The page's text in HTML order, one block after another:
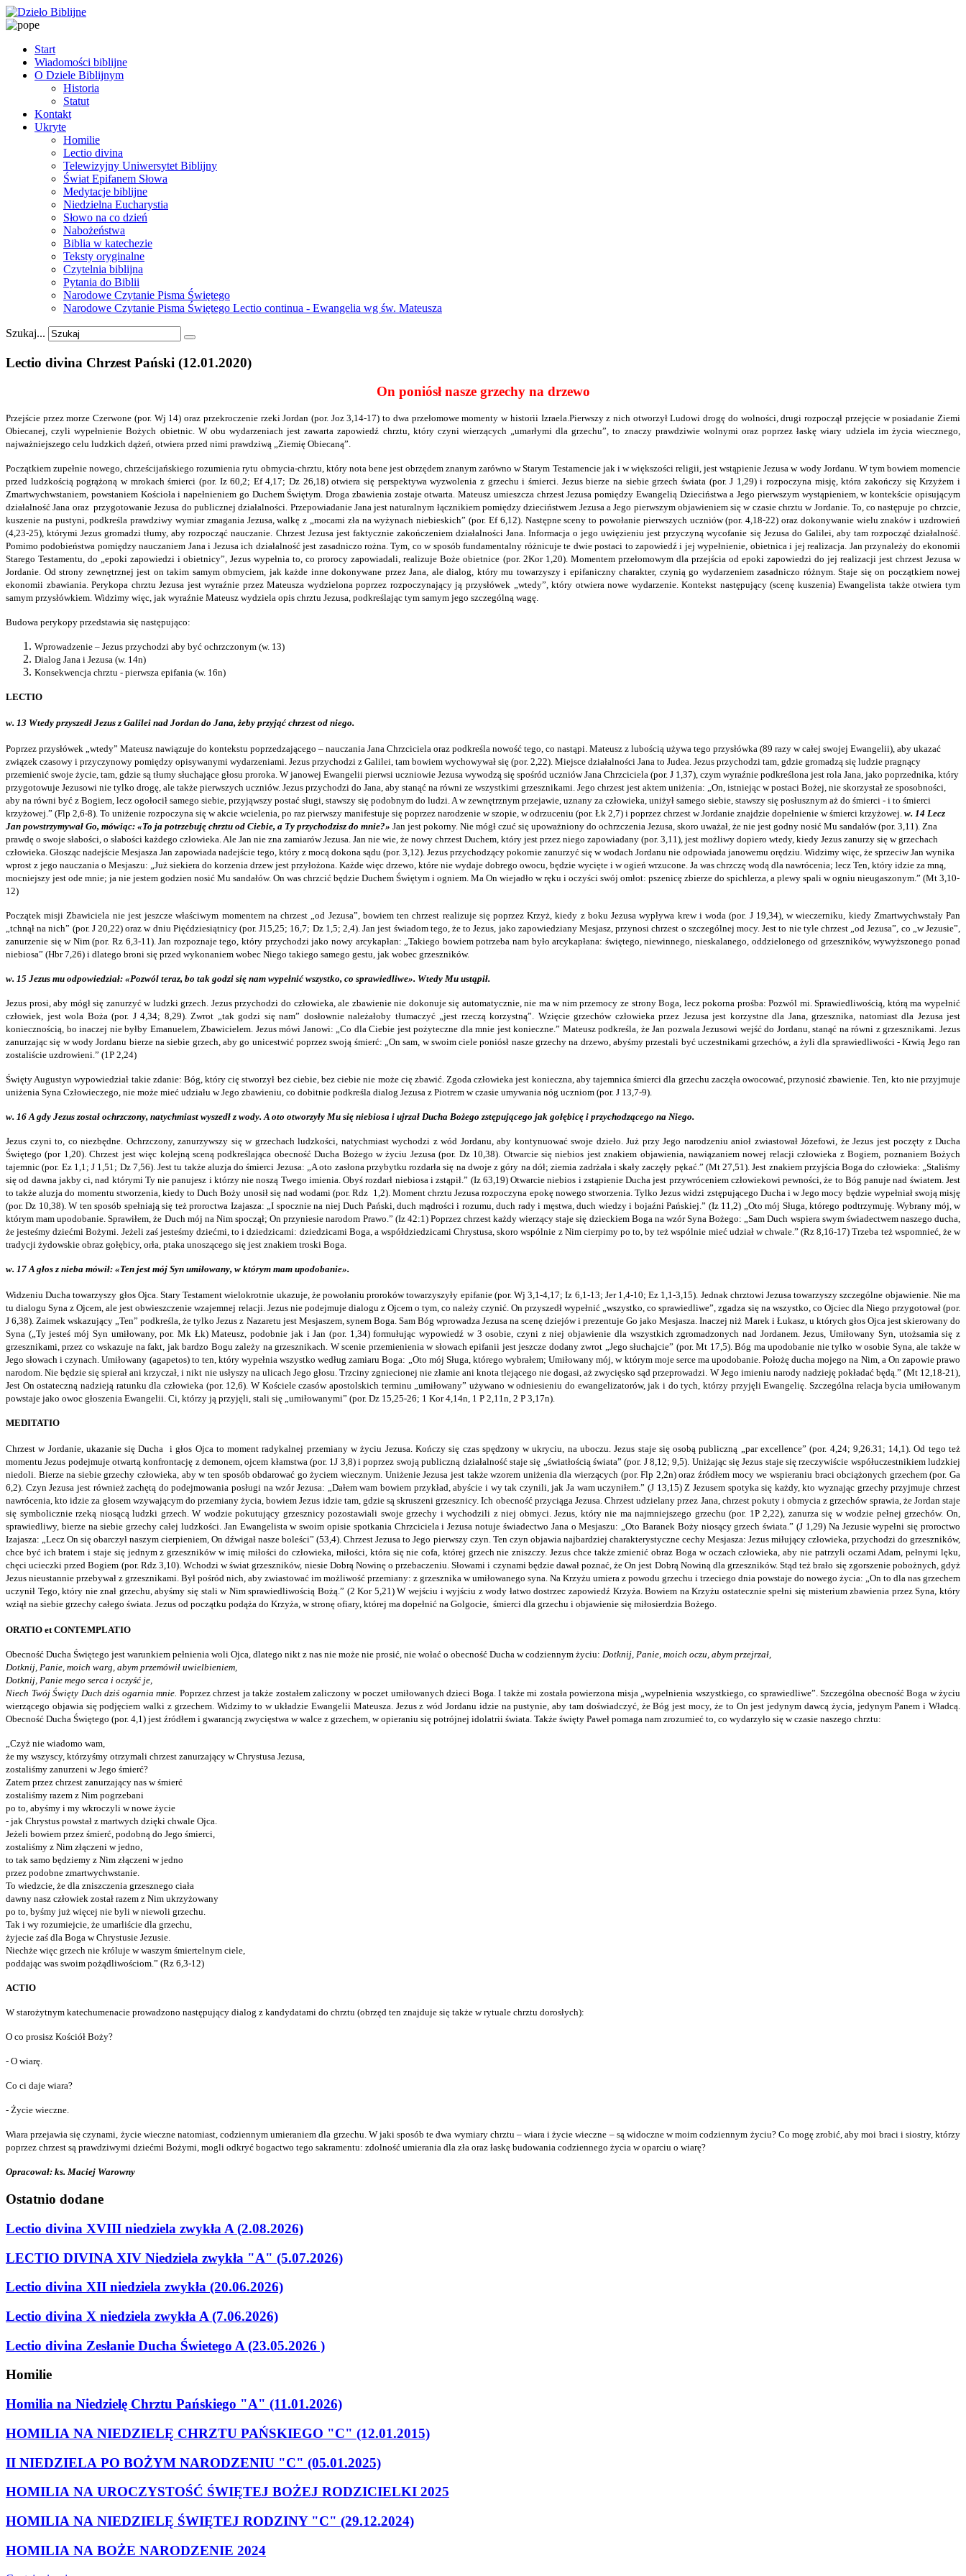
Start
Wiadomości biblijne
O Dziele Biblijnym
Historia
Statut
Kontakt
Ukryte
Homilie
Lectio divina
Telewizyjny Uniwersytet Biblijny
Świat Epifanem Słowa
Medytacje biblijne
Niedzielna Eucharystia
Słowo na co dzień
Nabożeństwa
Biblia w katechezie
Teksty oryginalne
Czytelnia biblijna
Pytania do Biblii
Narodowe Czytanie Pisma Świętego
Narodowe Czytanie Pisma Świętego Lectio continua - Ewangelia wg św. Mateusza
Szukaj...
Lectio divina Chrzest Pański (12.01.2020)
On poniósł nasze grzechy na drzewo
Przejście przez morze Czerwone (por. Wj 14) oraz przekroczenie rzeki Jordan (por. Joz 3,14-17) to dwa przełomowe momenty w historii Izraela.Pierwszy z nich otworzył Ludowi drogę do wolności, drugi rozpoczął przejęcie w posiadanie Ziemi
Obiecanej, czyli wypełnienie Bożych obietnic. W obu wydarzeniach jest zawarta zapowiedź chrztu, który czyni wierzących „umarłymi dla grzechu”, to znaczy prawdziwie wolnymi oraz poprzez łaskę wiary udziela im życia wiecznego,
najważniejszego celu ludzkich dążeń, otwiera przed nimi prawdziwą „Ziemię Obiecaną”.
Początkiem zupełnie nowego, chrześcijańskiego rozumienia rytu obmycia-chrztu, który nota bene jest obrzędem znanym zarówno w Starym Testamencie jak i w większości religii, jest wstąpienie Jezusa w wody Jordanu. W tym bowiem momencie
przed ludzkością pogrążoną w mrokach śmierci (por. Iz 60,2; Ef 4,17; Dz 26,18) otwiera się perspektywa wyzwolenia z grzechu i śmierci. Jezus bierze na siebie grzech świata (por. J 1,29) i rozpoczyna misję, która zakończy się Krzyżem i
Zmartwychwstaniem, powstaniem Kościoła i napełnieniem go Duchem Świętym. Droga zbawienia zostaje otwarta. Mateusz umieszcza chrzest Jezusa pomiędzy Ewangelią Dzieciństwa a Jego pierwszym wystąpieniem, w kontekście opisującym
działalność Jana oraz przygotowanie Jezusa do publicznej działalności. Przepowiadanie Jana jest naturalnym łącznikiem pomiędzy dzieciństwem Jezusa a Jego pierwszym objawieniem się w czasie chrztu w Jordanie. To, co następuje po chrzcie,
kuszenie na pustyni, podkreśla prawdziwy wymiar zmagania Jezusa, walkę z „mocami zła na wyżynach niebieskich” (por. Ef 6,12). Następne sceny to powołanie pierwszych uczniów (por. 4,18-22) oraz dokonywanie wielu znaków i uzdrowień
(4,23-25), którymi Jezus gromadzi tłumy, aby rozpocząć nauczanie. Chrzest Jezusa jest faktycznie zakończeniem działalności Jana. Informacja o jego uwięzieniu jest przyczyną wycofanie się Jezusa do Galilei, aby tam rozpocząć działalność.
Pomimo podobieństwa pomiędzy nauczaniem Jana i Jezusa ich działalność jest zasadniczo rożna. Tym, co w sposób fundamentalny różnicuje te dwie postaci to zapowiedź i jej wypełnienie, obietnica i jej realizacja. Jan przynależy do ekonomii
Starego Testamentu, do „epoki zapowiedzi i obietnicy”, Jezus wypełnia to, co prorocy zapowiadali, realizuje Boże obietnice (por. 2Kor 1,20). Momentem przełomowym dla przejścia od epoki zapowiedzi do jej realizacji jest chrzest Jezusa w
Jordanie. Od strony zewnętrznej jest on takim samym obmyciem, jak każde inne dokonywane przez Jana, ale dialog, który mu towarzyszy i epifaniczny charakter, czynią go wydarzeniem zasadniczo różnym. Staje się on początkiem nowej
ekonomii zbawiania. Perykopa chrztu Jezusa jest wyraźnie przez Mateusza wydzielona poprzez rozpoczynający ją przysłówek „wtedy”, który otwiera nowe wydarzenie. Kontekst następujący (scenę kuszenia) Ewangelista także otwiera tym
samym przysłówkiem. Widzimy więc, jak wyraźnie Mateusz wydziela opis chrztu Jezusa, podkreślając tym samym jego szczególną wagę.
Budowa perykopy przedstawia się następująco:
Wprowadzenie – Jezus przychodzi aby być ochrzczonym (w. 13)
Dialog Jana i Jezusa (w. 14n)
Konsekwencja chrztu - pierwsza epifania (w. 16n)
LECTIO
w. 13 Wtedy przyszedł Jezus z Galilei nad Jordan do Jana, żeby przyjąć chrzest od niego.
Poprzez przysłówek „wtedy” Mateusz nawiązuje do kontekstu poprzedzającego – nauczania Jana Chrzciciela oraz podkreśla nowość tego, co nastąpi. Mateusz z lubością używa tego przysłówka (89 razy w całej swojej Ewangelii), aby ukazać
związek czasowy i przyczynowy pomiędzy opisywanymi wydarzeniami. Jezus przychodzi z Galilei, tam bowiem wychowywał się (por. 2,22). Miejsce działalności Jana to Judea. Jezus przychodzi tam, gdzie gromadzą się ludzie pragnący
przemienić swoje życie, tam, gdzie są tłumy słuchające głosu proroka. W janowej Ewangelii pierwsi uczniowie Jezusa wywodzą się spośród uczniów Jana Chrzciciela (por. J 1,37), czym wyraźnie podkreślona jest rola Jana, jako poprzednika, który
przygotowuje Jezusowi nie tylko drogę, ale także pierwszych uczniów. Jezus przychodzi do Jana, aby stanąć na równi ze wszystkimi grzesznikami. Jego chrzest jest aktem uniżenia: „On, istniejąc w postaci Bożej, nie skorzystał ze sposobności,
aby na równi być z Bogiem, lecz ogołocił samego siebie, przyjąwszy postać sługi, stawszy się podobnym do ludzi. A w zewnętrznym przejawie, uznany za człowieka, uniżył samego siebie, stawszy się posłusznym aż do śmierci - i to śmierci
krzyżowej.” (Flp 2,6-8). To uniżenie rozpoczyna się w akcie wcielenia, po raz pierwszy manifestuje się poprzez narodzenie w szopie, w odrzuceniu (por. Łk 2,7) i poprzez chrzest w Jordanie znajdzie dopełnienie w śmierci krzyżowej. w. 14 Lecz
Jan powstrzymywał Go, mówiąc: «To ja potrzebuję chrztu od Ciebie, a Ty przychodzisz do mnie?» Jan jest pokorny. Nie mógł czuć się upoważniony do ochrzczenia Jezusa, skoro uważał, że nie jest godny nosić Mu sandałów (por. 3,11). Zna
prawdę o swoje słabości, o słabości każdego człowieka. Ale Jan nie zna zamiarów Jezusa. Jan nie wie, że nowy chrzest Duchem, który jest przez niego zapowiadany (por. 3,11), jest możliwy dopiero wtedy, kiedy Jezus zanurzy się w grzechach
człowieka. Głosząc nadejście Mesjasza Jan zapowiada nadejście tego, który z mocą dokona sądu (por. 3,12). Jezus przychodzący pokornie zanurzyć się w wodach Jordanu nie odpowiada janowemu orędziu. Widzimy więc, że sprzeciw Jan wynika
wprost z jego nauczania o Mesjaszu: „Już siekiera do korzenia drzew jest przyłożona. Każde więc drzewo, które nie wydaje dobrego owocu, będzie wycięte i w ogień wrzucone. Ja was chrzczę wodą dla nawrócenia; lecz Ten, który idzie za mną,
mocniejszy jest ode mnie; ja nie jestem godzien nosić Mu sandałów. On was chrzcić będzie Duchem Świętym i ogniem. Ma On wiejadło w ręku i oczyści swój omłot: pszenicę zbierze do spichlerza, a plewy spali w ogniu nieugaszonym.” (Mt 3,10-
12)
Początek misji Zbawiciela nie jest jeszcze właściwym momentem na chrzest „od Jezusa”, bowiem ten chrzest realizuje się poprzez Krzyż, kiedy z boku Jezusa wypływa krew i woda (por. J 19,34), w wieczerniku, kiedy Zmartwychwstały Pan
„tchnął na nich” (por. J 20,22) oraz w dniu Pięćdziesiątnicy (por. J15,25; 16,7; Dz 1,5; 2,4). Jan jest świadom tego, że to Jezus, jako zapowiedziany Mesjasz, przynosi chrzest o szczególnej mocy. Jest to nie tyle chrzest „od Jezusa”, co „w Jezusie”,
zanurzenie się w Nim (por. Rz 6,3-11). Jan rozpoznaje tego, który przychodzi jako nowy arcykapłan: „Takiego bowiem potrzeba nam było arcykapłana: świętego, niewinnego, nieskalanego, oddzielonego od grzeszników, wywyższonego ponad
niebiosa” (Hbr 7,26) i dlatego broni się przed wykonaniem wobec Niego takiego samego gestu, jak wobec grzeszników.
w. 15 Jezus mu odpowiedział: «Pozwól teraz, bo tak godzi się nam wypełnić wszystko, co sprawiedliwe». Wtedy Mu ustąpił.
Jezus prosi, aby mógł się zanurzyć w ludzki grzech. Jezus przychodzi do człowieka, ale zbawienie nie dokonuje się automatycznie, nie ma w nim przemocy ze strony Boga, lecz pokorna prośba: Pozwól mi. Sprawiedliwością, którą ma wypełnić
człowiek, jest wola Boża (por. J 4,34; 8,29). Zwrot „tak godzi się nam” dosłownie należałoby tłumaczyć „jest rzeczą korzystną”. Wzięcie grzechów człowieka przez Jezusa jest korzystne dla Jana, grzesznika, natomiast dla Jezusa jest
koniecznością, bo inaczej nie byłby Emanuelem, Zbawicielem. Jezus mówi Janowi: „Co dla Ciebie jest pożyteczne dla mnie jest konieczne.” Mateusz podkreśla, że Jan pozwala Jezusowi wejść do Jordanu, stanąć na równi z grzesznikami. Jezus
zanurzając się w wody Jordanu bierze na siebie grzech, aby go unicestwić poprzez swoją śmierć: „On sam, w swoim ciele poniósł nasze grzechy na drzewo, abyśmy przestali być uczestnikami grzechów, a żyli dla sprawiedliwości - Krwią Jego ran
zostaliście uzdrowieni.” (1P 2,24)
Święty Augustyn wypowiedział takie zdanie: Bóg, który cię stworzył bez ciebie, bez ciebie nie może cię zbawić. Zgoda człowieka jest konieczna, aby tajemnica śmierci dla grzechu zaczęła owocować, przynosić zbawienie. Ten, kto nie przyjmuje
uniżenia Syna Człowieczego, nie może mieć udziału w Jego zbawieniu, co dobitnie podkreśla dialog Jezusa z Piotrem w czasie umywania nóg uczniom (por. J 13,7-9).
w. 16 A gdy Jezus został ochrzczony, natychmiast wyszedł z wody. A oto otworzyły Mu się niebiosa i ujrzał Ducha Bożego zstępującego jak gołębicę i przychodzącego na Niego.
Jezus czyni to, co niezbędne. Ochrzczony, zanurzywszy się w grzechach ludzkości, natychmiast wychodzi z wód Jordanu, aby kontynuować swoje dzieło. Już przy Jego narodzeniu anioł zwiastował Józefowi, że Jezus jest poczęty z Ducha
Świętego (por 1,20). Chrzest jest więc kolejną sceną podkreślająca obecność Ducha Bożego w życiu Jezusa (por. Dz 10,38). Otwarcie się niebios jest znakiem objawienia, nawiązaniem nowej relacji człowieka z Bogiem, poznaniem Bożych
tajemnic (por. Ez 1,1; J 1,51; Dz 7,56). Jest tu także aluzja do śmierci Jezusa: „A oto zasłona przybytku rozdarła się na dwoje z góry na dół; ziemia zadrżała i skały zaczęły pękać.” (Mt 27,51). Jest znakiem przyjścia Boga do człowieka: „Staliśmy
się od dawna jakby ci, nad którymi Ty nie panujesz i którzy nie noszą Twego imienia. Obyś rozdarł niebiosa i zstąpił.” (Iz 63,19) Otwarcie niebios i zstąpienie Ducha jest przywróceniem człowiekowi pewności, że to Bóg panuje nad światem. Jest
to także aluzja do momentu stworzenia, kiedy to Duch Boży unosił się nad wodami (por. Rdz 1,2). Moment chrztu Jezusa rozpoczyna epokę nowego stworzenia. Tylko Jezus widzi zstępującego Ducha i w Jego mocy będzie wypełniał swoją misję
(por. Dz 10,38). W ten sposób spełniają się też proroctwa Izajasza: „I spocznie na niej Duch Pański, duch mądrości i rozumu, duch rady i męstwa, duch wiedzy i bojaźni Pańskiej.” (Iz 11,2) „Oto mój Sługa, którego podtrzymuję. Wybrany mój, w
którym mam upodobanie. Sprawiłem, że Duch mój na Nim spoczął; On przyniesie narodom Prawo.” (Iz 42:1) Poprzez chrzest każdy wierzący staje się dzieckiem Boga na wzór Syna Bożego: „Sam Duch wspiera swym świadectwem naszego ducha,
że jesteśmy dziećmi Bożymi. Jeżeli zaś jesteśmy dziećmi, to i dziedzicami: dziedzicami Boga, a współdziedzicami Chrystusa, skoro wspólnie z Nim cierpimy po to, by też wspólnie mieć udział w chwale.” (Rz 8,16-17) Trzeba też wspomnieć, że w
tradycji żydowskie obraz gołębicy, orła, ptaka unoszącego się jest znakiem troski Boga.
w. 17 A głos z nieba mówił: «Ten jest mój Syn umiłowany, w którym mam upodobanie».
Widzeniu Ducha towarzyszy głos Ojca. Stary Testament wielokrotnie ukazuje, że powołaniu proroków towarzyszyły epifanie (por. Wj 3,1-4,17; Iz 6,1-13; Jer 1,4-10; Ez 1,1-3,15). Jednak chrztowi Jezusa towarzyszy szczególne objawienie. Nie ma
tu dialogu Syna z Ojcem, ale jest obwieszczenie wzajemnej relacji. Jezus nie podejmuje dialogu z Ojcem o tym, co należy czynić. On przyszedł wypełnić „wszystko, co sprawiedliwe”, zgadza się na wszystko, co Ojciec dla Niego przygotował (por.
J 6,38). Zaimek wskazujący „Ten” podkreśla, że tylko Jezus z Nazaretu jest Mesjaszem, synem Boga. Sam Bóg wprowadza Jezusa na scenę dziejów i prezentuje Go jako Mesjasza. Inaczej niż Marek i Łukasz, u których głos Ojca jest skierowany do
Syna („Ty jesteś mój Syn umiłowany, por. Mk Łk) Mateusz, podobnie jak i Jan (por. 1,34) formułując wypowiedź w 3 osobie, czyni z niej objawienie dla wszystkich zgromadzonych nad Jordanem. Jezus, Umiłowany Syn, utożsamia się z
grzesznikami, przez co wskazuje na fakt, jak bardzo Bogu zależy na grzesznikach. W scenie przemienienia w słowach epifanii jest jeszcze dodany zwrot „Jego słuchajcie” (por. Mt 17,5). Bóg ma upodobanie nie tylko w osobie Syna, ale także w
Jego słowach i czynach. Umiłowany (agapetos) to ten, który wypełnia wszystko według zamiaru Boga: „Oto mój Sługa, którego wybrałem; Umiłowany mój, w którym moje serce ma upodobanie. Położę ducha mojego na Nim, a On zapowie prawo
narodom. Nie będzie się spierał ani krzyczał, i nikt nie usłyszy na ulicach Jego głosu. Trzciny zgniecionej nie złamie ani knota tlejącego nie dogasi, aż zwycięsko sąd przeprowadzi. W Jego imieniu narody nadzieję pokładać będą.” (Mt 12,18-21),
Jest On ostateczną nadzieją ratunku dla człowieka (por. 12,6). W Kościele czasów apostolskich terminu „umiłowany” używano w odniesieniu do ewangelizatorów, jak i do tych, którzy przyjęli Ewangelię. Szczególna relacja bycia umiłowanym
powstaje jako owoc głoszenia Ewangelii. Ci, którzy ją przyjęli, stali się „umiłowanymi” (por. Dz 15,25-26; 1 Kor 4,14n, 1 P 2,11n, 2 P 3,17n).
MEDITATIO
Chrzest w Jordanie, ukazanie się Ducha i głos Ojca to moment radykalnej przemiany w życiu Jezusa. Kończy się czas spędzony w ukryciu, na uboczu. Jezus staje się osobą publiczną „par excellence” (por. 4,24; 9,26.31; 14,1). Od tego też
momentu Jezus podejmuje otwartą konfrontację z demonem, ojcem kłamstwa (por. 1J 3,8) i poprzez swoją publiczną działalność staje się „światłością świata” (por. J 8,12; 9,5). Uniżając się Jezus staje się rzeczywiście współuczestnikiem ludzkiej
niedoli. Bierze na siebie grzechy człowieka, aby w ten sposób obdarować go życiem wiecznym. Uniżenie Jezusa jest także wzorem uniżenia dla wierzących (por. Flp 2,2n) oraz źródłem mocy we wspieraniu braci obciążonych grzechem (por. Ga
6,2). Czyn Jezusa jest również zachętą do podejmowania posługi na wzór Jezusa: „Dałem wam bowiem przykład, abyście i wy tak czynili, jak Ja wam uczyniłem.” (J 13,15) Z Jezusem spotyka się każdy, kto wyznając grzechy przyjmuje chrzest
nawrócenia, kto idzie za głosem wzywającym do przemiany życia, bowiem Jezus idzie tam, gdzie są skruszeni grzesznicy. Ich obecność przyciąga Jezusa. Chrzest udzielany przez Jana, chrzest pokuty i obmycia z grzechów sprawia, że Jordan staje
się symbolicznie rzeką niosącą ludzki grzech. W wodzie pokutujący grzesznicy pozostawiali swoje grzechy i wychodzili z niej obmyci. Jezus, który nie ma najmniejszego grzechu (por. 1P 2,22), zanurza się w wodzie pełnej grzechów. On,
sprawiedliwy, bierze na siebie grzechy całej ludzkości. Jan Ewangelista w swoim opisie spotkania Chrzciciela i Jezusa notuje świadectwo Jana o Mesjaszu: „Oto Baranek Boży niosący grzech świata.” (J 1,29) Na Jezusie wypełni się proroctwo
Izajasza: „Lecz On się obarczył naszym cierpieniem, On dźwigał nasze boleści” (53,4). Chrzest Jezusa to Jego pierwszy czyn. Ten czyn objawia najbardziej charakterystyczne cechy Mesjasza: Jezus miłujący człowieka, przychodzi do grzeszników,
chce być ich bratem i staje się jednym z grzeszników w imię miłości do człowieka, miłości, która się nie cofa, której grzech nie zniszczy. Jezus chce także zmienić obraz Boga w oczach człowieka, aby nie patrzyli oczami Adam, pełnymi lęku,
chęci ucieczki przed Bogiem (por. Rdz 3,10). Wchodzi w świat grzeszników, niesie Dobrą Nowinę o przebaczeniu. Słowami i czynami będzie dawał poznać, że On jest Dobrą Nowiną dla grzeszników. Stąd też brało się zgorszenie pobożnych, gdyż
Jezus nieustannie przebywał z grzesznikami. Był pośród nich, aby zwiastować im możliwość przemiany: z grzesznika w umiłowanego syna. Na Krzyżu umiera z powodu grzechu i trzeciego dnia powstaje do nowego życia: „On to dla nas grzechem
uczynił Tego, który nie znał grzechu, abyśmy się stali w Nim sprawiedliwością Bożą.” (2 Kor 5,21) W wejściu i wyjściu z wody łatwo dostrzec zapowiedź Krzyża. Bowiem na Krzyżu ostatecznie spełni się misterium zbawienia przez Syna, który
wziął na siebie grzechy całego świata. Jezus od początku podąża do Krzyża, w stronę ofiary, której ma dopełnić na Golgocie, śmierci dla grzechu i objawienie się miłosierdzia Bożego.
ORATIO et CONTEMPLATIO
Obecność Ducha Świętego jest warunkiem pełnienia woli Ojca, dlatego nikt z nas nie może nie prosić, nie wołać o obecność Ducha w codziennym życiu: Dotknij, Panie, moich oczu, abym przejrzał,
Dotknij, Panie, moich warg, abym przemówił uwielbieniem,
Dotknij, Panie mego serca i oczyść je,
Niech Twój Święty Duch dziś ogarnia mnie. Poprzez chrzest ja także zostałem zaliczony w poczet umiłowanych dzieci Boga. I także mi została powierzona misja „wypełnienia wszystkiego, co sprawiedliwe”. Szczególna obecność Boga w życiu
wierzącego objawia się podjęciem walki z grzechem. Widzimy to w układzie Ewangelii Mateusza. Jezus z wód Jordanu idzie na pustynie, aby tam doświadczyć, że Bóg jest mocy, że to On jest jedynym dawcą życia, jedynym Panem i Władcą.
Obecność Ducha Świętego (por. 4,1) jest źródłem i gwarancją zwycięstwa w walce z grzechem, w opieraniu się potrójnej idolatrii świata. Także święty Paweł pomaga nam zrozumieć to, co wydarzyło się w czasie naszego chrztu:
„Czyż nie wiadomo wam,
że my wszyscy, którzyśmy otrzymali chrzest zanurzający w Chrystusa Jezusa,
zostaliśmy zanurzeni w Jego śmierć?
Zatem przez chrzest zanurzający nas w śmierć
zostaliśmy razem z Nim pogrzebani
po to, abyśmy i my wkroczyli w nowe życie
- jak Chrystus powstał z martwych dzięki chwale Ojca.
Jeżeli bowiem przez śmierć, podobną do Jego śmierci,
zostaliśmy z Nim złączeni w jedno,
to tak samo będziemy z Nim złączeni w jedno
przez podobne zmartwychwstanie.
To wiedzcie, że dla zniszczenia grzesznego ciała
dawny nasz człowiek został razem z Nim ukrzyżowany
po to, byśmy już więcej nie byli w niewoli grzechu.
Tak i wy rozumiejcie, że umarliście dla grzechu,
żyjecie zaś dla Boga w Chrystusie Jezusie.
Niechże więc grzech nie króluje w waszym śmiertelnym ciele,
poddając was swoim pożądliwościom.” (Rz 6,3-12)
ACTIO
W starożytnym katechumenacie prowadzono następujący dialog z kandydatami do chrztu (obrzęd ten znajduje się także w rytuale chrztu dorosłych):
O co prosisz Kościół Boży?
- O wiarę.
Co ci daje wiara?
- Życie wieczne.
Wiara przejawia się czynami, życie wieczne natomiast, codziennym umieraniem dla grzechu. W jaki sposób te dwa wymiary chrztu – wiara i życie wieczne – są widoczne w moim codziennym życiu? Co mogę zrobić, aby moi braci i siostry, którzy
poprzez chrzest są prawdziwymi dziećmi Bożymi, mogli odkryć bogactwo tego sakramentu: zdolność umierania dla zła oraz łaskę budowania codziennego życia w oparciu o wiarę?
Opracował: ks. Maciej Warowny
Ostatnio dodane
Lectio divina XVIII niedziela zwykła A (2.08.2026)
LECTIO DIVINA XIV Niedziela zwykła "A" (5.07.2026)
Lectio divina XII niedziela zwykła (20.06.2026)
Lectio divina X niedziela zwykła A (7.06.2026)
Lectio divina Zesłanie Ducha Świetego A (23.05.2026 )
Homilie
Homilia na Niedzielę Chrztu Pańskiego "A" (11.01.2026)
HOMILIA NA NIEDZIELĘ CHRZTU PAŃSKIEGO "C" (12.01.2015)
II NIEDZIELA PO BOŻYM NARODZENIU "C" (05.01.2025)
HOMILIA NA UROCZYSTOŚĆ ŚWIĘTEJ BOŻEJ RODZICIELKI 2025
HOMILIA NA NIEDZIELĘ ŚWIĘTEJ RODZINY "C" (29.12.2024)
HOMILIA NA BOŻE NARODZENIE 2024